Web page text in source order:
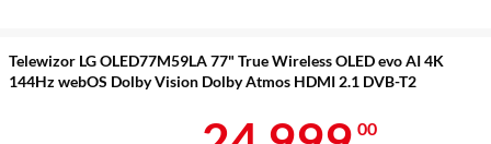
Telewizor LG OLED77M59LA 77" True Wireless OLED evo AI 4K
144Hz webOS Dolby Vision Dolby Atmos HDMI 2.1 DVB-T2
00